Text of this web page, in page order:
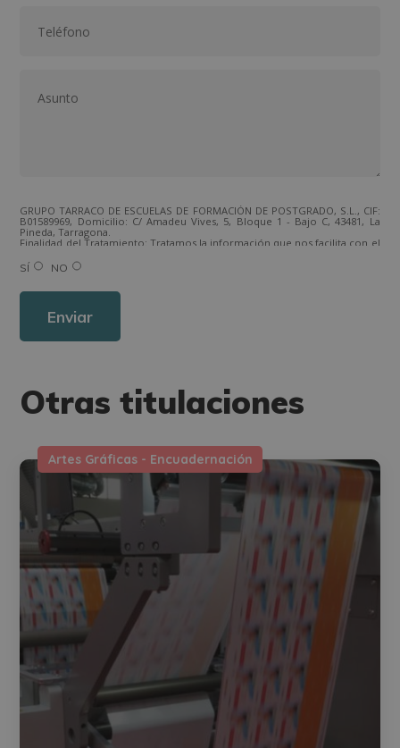
GRUPO TARRACO DE ESCUELAS DE FORMACIÓN DE POSTGRADO, S.L., CIF:
B01589969, Domicilio: C/ Amadeu Vives, 5, Bloque 1 - Bajo C, 43481, La
Pineda, Tarragona.
Finalidad del Tratamiento: Tratamos la información que nos facilita con el
los productos ofrecidos y otros tipo de productos que fueran de su
interés.
Derechos: Puede ejercitar sus derechos identificándose suficientemente,
Para más información consulte nuestra Política de Privacidad.
SÍ NO
Otras titulaciones
Artes Gráficas - Encuadernación